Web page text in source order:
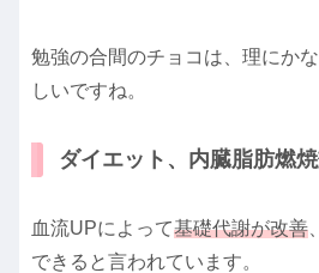
勉強の合間のチョコは、理にか
しいですね。
ダイエット、内臓脂肪燃
血流UPによって基礎代謝が改善
できると言われています。